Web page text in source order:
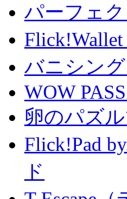
パーフェ
バニシン
WOW
卵のパズ
Flick!Pad
ド